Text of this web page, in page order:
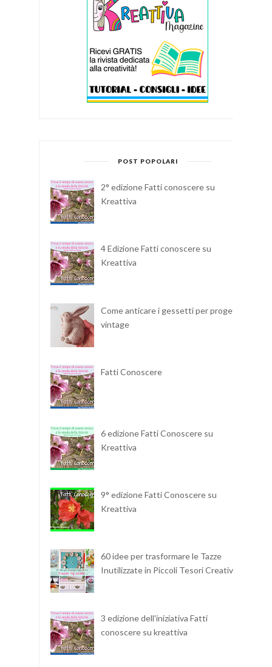
POST POPOLARI
2° edizione Fatti conoscere su
Kreattiva
4 Edizione Fatti conoscere su
Kreattiva
Come anticare i gessetti per progetti
vintage
Fatti Conoscere
6 edizione Fatti Conoscere su
Kreattiva
9° edizione Fatti Conoscere su
Kreattiva
60 idee per trasformare le Tazze
Inutilizzate in Piccoli Tesori Creativi
3 edizione dell'iniziativa Fatti
conoscere su kreattiva